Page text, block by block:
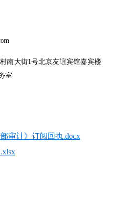
南大街1号北京友谊宾馆嘉宾楼
室
审计》订阅回执.docx